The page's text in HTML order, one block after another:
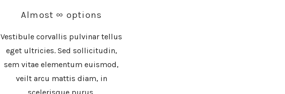
Almost ∞ options
Vestibule corvallis pulvinar tellus
eget ultricies. Sed sollicitudin,
sem vitae elementum euismod,
veilt arcu mattis diam, in